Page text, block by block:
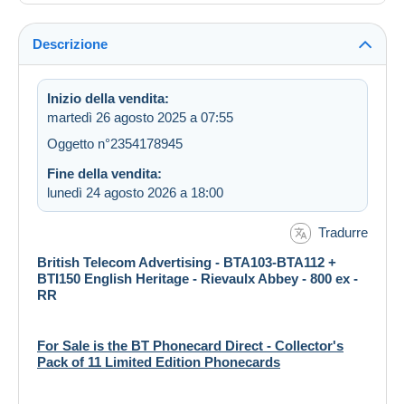
Descrizione
Inizio della vendita:
martedì 26 agosto 2025 a 07:55
Oggetto n°2354178945
Fine della vendita:
lunedì 24 agosto 2026 a 18:00
Tradurre
British Telecom Advertising - BTA103-BTA112 +
BTI150 English Heritage - Rievaulx Abbey - 800 ex -
RR
For Sale is the BT Phonecard Direct - Collector's
Pack of 11 Limited Edition Phonecards